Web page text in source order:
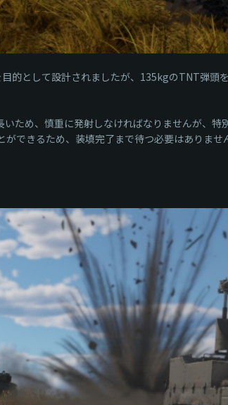
的として設計されましたが、135kgのTNT弾
いため、慎重に発射しなければなりませんが
できるため、装填完了まで待つ必要はありま